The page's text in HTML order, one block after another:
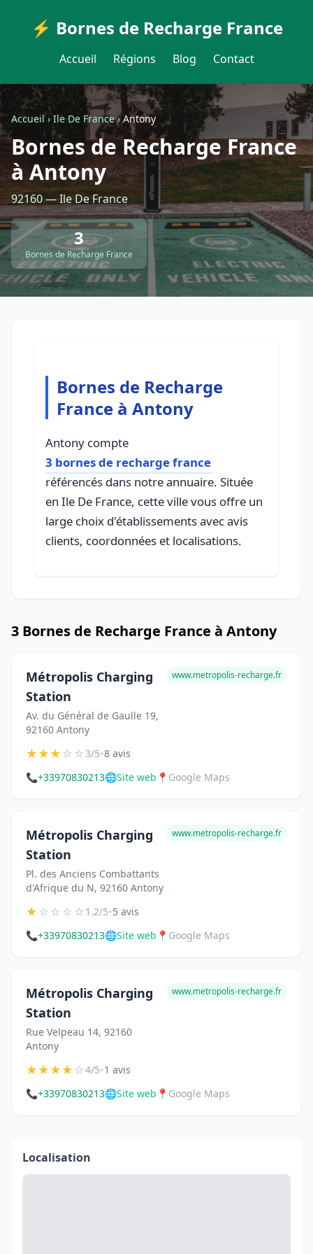
⚡ Bornes de Recharge France
Accueil Régions Blog Contact
Accueil›Ile De France›Antony
Bornes de Recharge France
à Antony
92160 — Ile De France
3
Bornes de Recharge France
Bornes de Recharge
France à Antony
Antony compte
3 bornes de recharge france
référencés dans notre annuaire. Située
en Ile De France, cette ville vous offre un
large choix d'établissements avec avis
clients, coordonnées et localisations.
3 Bornes de Recharge France à Antony
Métropolis Charging
Station
Av. du Général de Gaulle 19,
92160 Antony
www.metropolis-recharge.fr
★★★☆☆3/5•8 avis
📞+33970830213🌐Site web 📍 Google Maps
Métropolis Charging
Station
Pl. des Anciens Combattants
d'Afrique du N, 92160 Antony
www.metropolis-recharge.fr
★☆☆☆☆1.2/5•5 avis
📞+33970830213🌐Site web 📍 Google Maps
Métropolis Charging
Station
Rue Velpeau 14, 92160
Antony
www.metropolis-recharge.fr
★★★★☆4/5•1 avis
📞+33970830213🌐Site web 📍 Google Maps
Localisation